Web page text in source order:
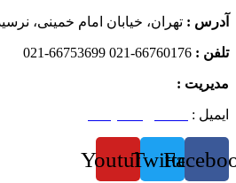
آدرس : تهران، خیابان امام خمینی،
تلفن :
مدیریت :
ایمیل :
Twitter
Youtube